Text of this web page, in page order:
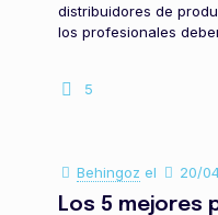
distribuidores de
los profesionales
5
Behingoz el 20/
Los 5 mejores